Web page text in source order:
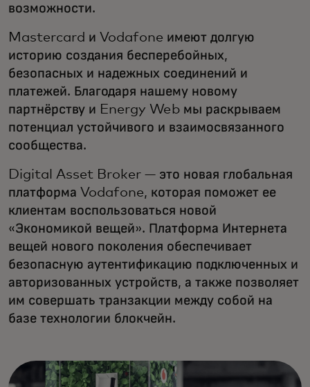
возможности.
Mastercard и Vodafone имеют долгую
историю создания бесперебойных,
безопасных и надежных соединений и
платежей. Благодаря нашему новому
партнёрству и Energy Web мы раскрываем
потенциал устойчивого и взаимосвязанного
сообщества.
Digital Asset Broker — это новая глобальная
платформа Vodafone, которая поможет ее
клиентам воспользоваться новой
«Экономикой вещей». Платформа Интернета
вещей нового поколения обеспечивает
безопасную аутентификацию подключенных и
авторизованных устройств, а также позволяет
им совершать транзакции между собой на
базе технологии блокчейн.